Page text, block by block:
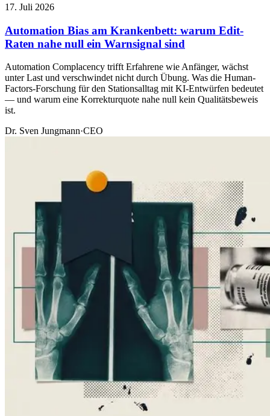
17. Juli 2026
Automation Bias am Krankenbett: warum Edit-
Raten nahe null ein Warnsignal sind
Automation Complacency trifft Erfahrene wie Anfänger, wächst
unter Last und verschwindet nicht durch Übung. Was die Human-
Factors-Forschung für den Stationsalltag mit KI-Entwürfen bedeutet
— und warum eine Korrekturquote nahe null kein Qualitätsbeweis
ist.
Dr. Sven Jungmann·CEO